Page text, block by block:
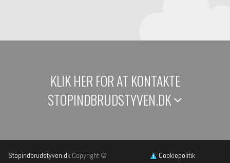
KLIK HER FOR AT KONTAKTE
STOPINDBRUDSTYVEN.DK
Stopindbrudstyven.dk Copyright ©
Cookiepolitik